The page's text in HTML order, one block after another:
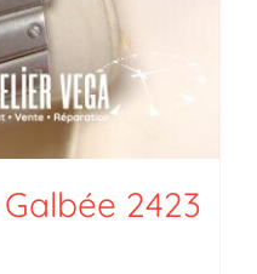
2423